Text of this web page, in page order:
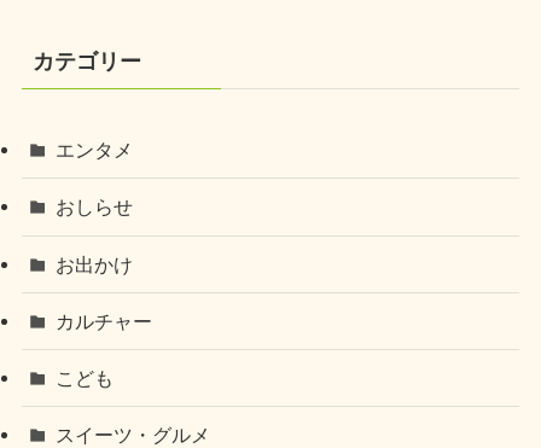
カテゴリー
エンタメ
おしらせ
お出かけ
カルチャー
こども
スイーツ・グルメ